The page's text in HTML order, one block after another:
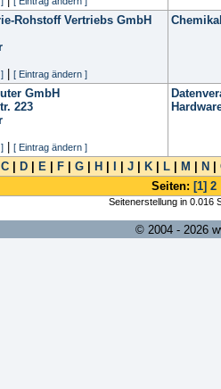
Rohstoff Vertriebs GmbH
[ Eintrag ändern ]
GmbH
223
[ Eintrag ändern ]
C D E F G H J K L M N
Seiten: [1] 2
Seitenerstellung in 0.016
© 2004 - 2026